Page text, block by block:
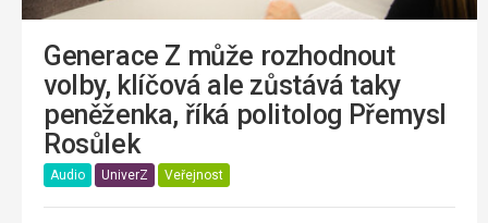
Generace Z může rozhodnout
volby, klíčová ale zůstává taky
peněženka, říká politolog Přemysl
Rosůlek
Audio UniverZ Veřejnost